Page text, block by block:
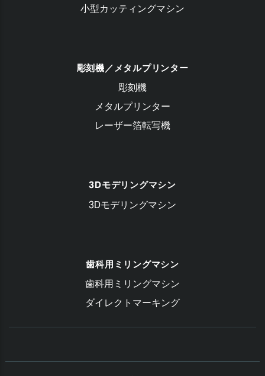
小型カッティングマシン
彫刻機／メタルプリンター
彫刻機
メタルプリンター
レーザー箔転写機
3Dモデリングマシン
3Dモデリングマシン
歯科用ミリングマシン
歯科用ミリングマシン
ダイレクトマーキング